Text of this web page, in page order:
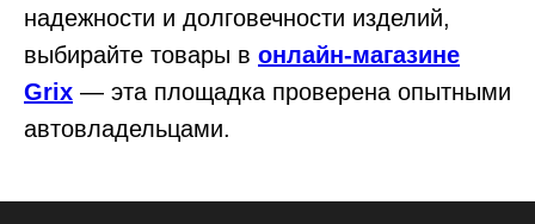
надежности и долговечности изделий,
выбирайте товары в онлайн-магазине
Grix — эта площадка проверена опытными
автовладельцами.